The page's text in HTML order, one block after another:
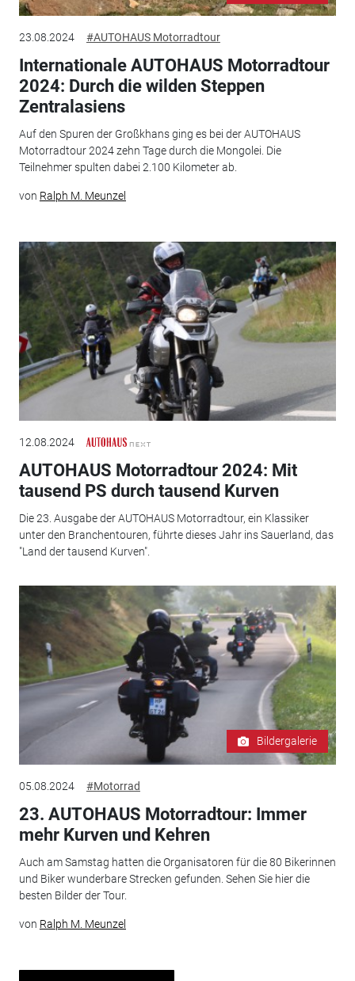
23.08.2024 #AUTOHAUS Motorradtour
Internationale AUTOHAUS Motorradtour
2024: Durch die wilden Steppen
Zentralasiens
Auf den Spuren der Großkhans ging es bei der AUTOHAUS
Motorradtour 2024 zehn Tage durch die Mongolei. Die
Teilnehmer spulten dabei 2.100 Kilometer ab.
von Ralph M. Meunzel
12.08.2024
AUTOHAUS Motorradtour 2024: Mit
tausend PS durch tausend Kurven
Die 23. Ausgabe der AUTOHAUS Motorradtour, ein Klassiker
unter den Branchentouren, führte dieses Jahr ins Sauerland, das
"Land der tausend Kurven".
Bildergalerie
05.08.2024 #Motorrad
23. AUTOHAUS Motorradtour: Immer
mehr Kurven und Kehren
Auch am Samstag hatten die Organisatoren für die 80 Bikerinnen
und Biker wunderbare Strecken gefunden. Sehen Sie hier die
besten Bilder der Tour.
von Ralph M. Meunzel